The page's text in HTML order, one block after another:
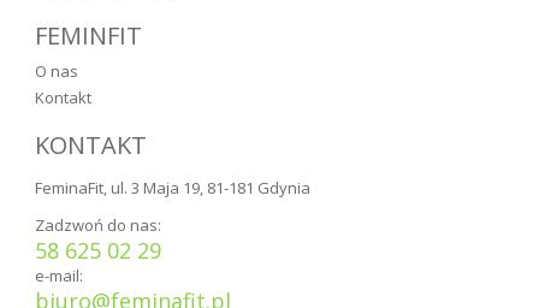
FEMINFIT
O nas
Kontakt
KONTAKT
FeminaFit, ul. 3 Maja 19, 81-181 Gdynia
Zadzwoń do nas:
58 625 02 29
e-mail:
biuro@feminafit.pl